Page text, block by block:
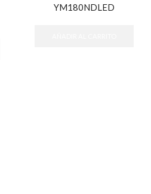
YM180NDLED